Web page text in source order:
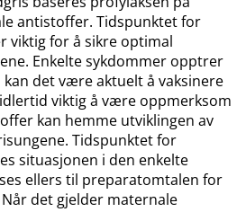
antistoffer. Tidspunktet for
viktig for å sikre optimal
Enkelte sykdommer opptrer
det være aktuelt å vaksinere
viktig å være oppmerksom
kan hemme utviklingen av
Tidspunktet for
situasjonen i den enkelte
ellers til preparatomtalen for
det gjelder maternale